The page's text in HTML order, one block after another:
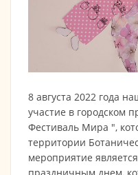
8 августа 2022 года
участие в городском
Фестиваль Мира ",
территории
мероприятие